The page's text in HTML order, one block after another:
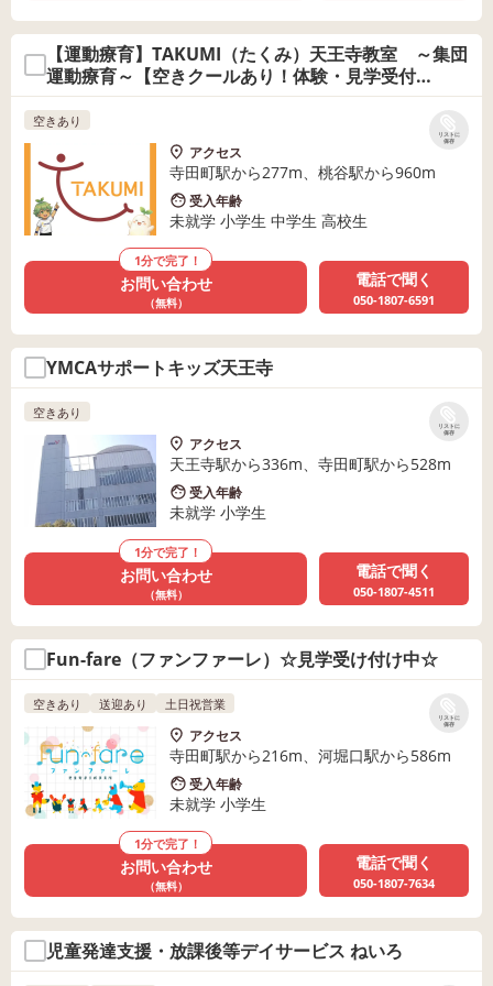
【運動療育】TAKUMI（たくみ）天王寺教室 ～集団
運動療育～【空きクールあり！体験・見学受付
中！！】
リストに
保存
空きあり
アクセス
寺田町駅から277m、桃谷駅から960m
受入年齢
未就学 小学生 中学生 高校生
1分で完了！
お問い合わせ
（無料）
電話で聞く
050-1807-6591
YMCAサポートキッズ天王寺
リストに
保存
空きあり
アクセス
天王寺駅から336m、寺田町駅から528m
受入年齢
未就学 小学生
1分で完了！
お問い合わせ
（無料）
電話で聞く
050-1807-4511
Fun-fare（ファンファーレ）☆見学受け付け中☆
リストに
保存
空きあり 送迎あり 土日祝営業
アクセス
寺田町駅から216m、河堀口駅から586m
受入年齢
未就学 小学生
1分で完了！
お問い合わせ
（無料）
電話で聞く
050-1807-7634
児童発達支援・放課後等デイサービス ねいろ